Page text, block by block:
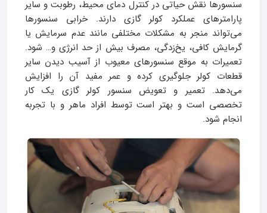
سنسورها نقش حیاتی در کنترل دمای محیط، رطوبت و سایر
پارامترهای عملکرد کولر گازی دارند. خرابی سنسورها
می‌تواند منجر به مشکلات مختلفی مانند عدم سرمایش یا
گرمایش کافی، یخ‌زدگی، مصرف بیش از حد انرژی و… شود.
تعمیرات به موقع سنسورهای معیوب از آسیب دیدن سایر
قطعات کولر جلوگیری کرده و عمر مفید آن را افزایش
می‌دهد. تعمیر و تعویض سنسور کولر گازی یک کار
تخصصی است و بهتر است توسط افراد ماهر و با تجربه
انجام شود.